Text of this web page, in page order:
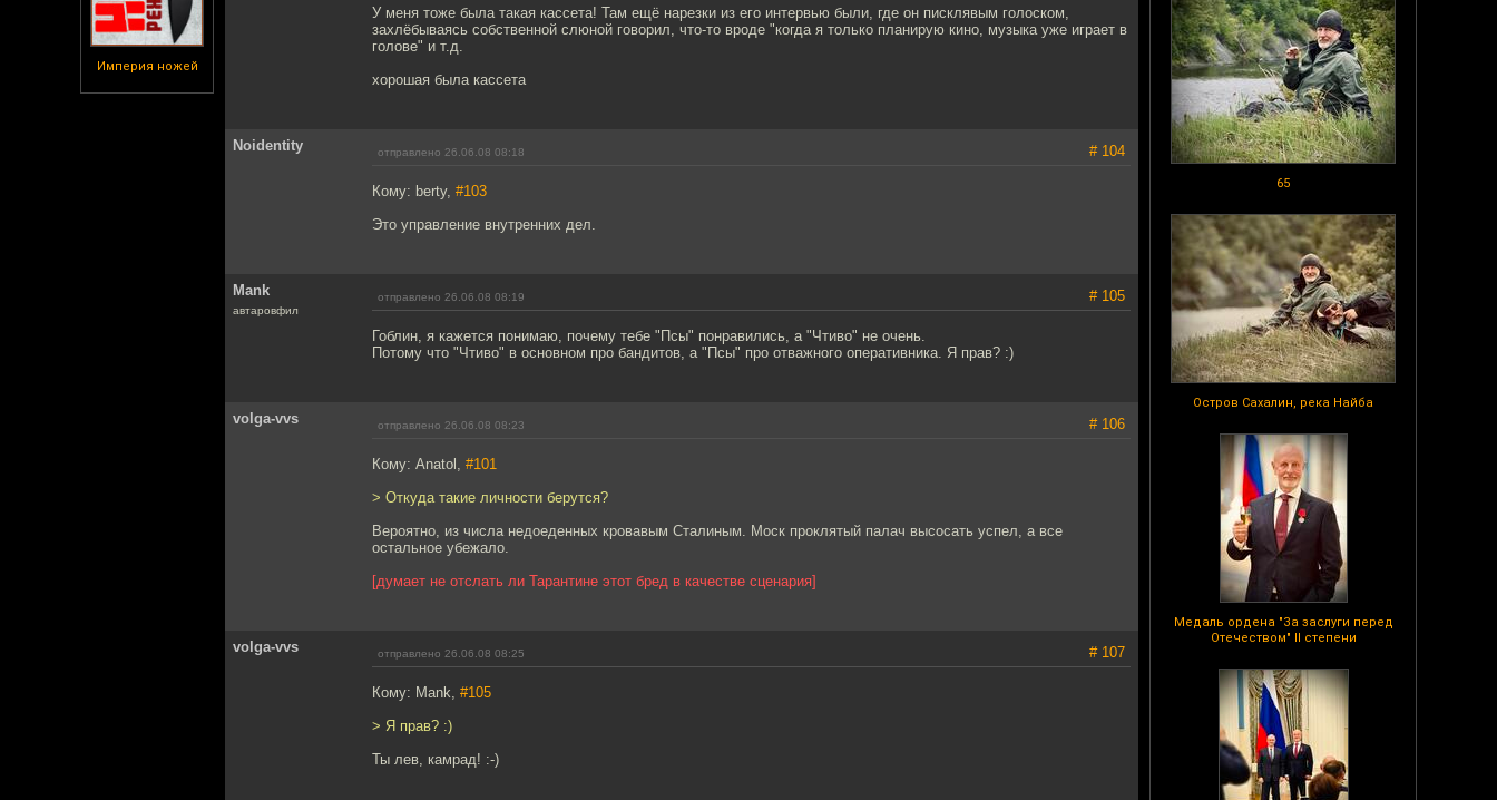
Империя ножей
65
Остров Сахалин, река Найба
Медаль ордена "За заслуги перед
Отечеством" II степени
У меня тоже была такая кассета! Там ещё нарезки из его интервью были, где он писклявым голоском,
захлёбываясь собственной слюной говорил, что-то вроде "когда я только планирую кино, музыка уже играет в
голове" и т.д.
хорошая была кассета
Noidentity отправлено 26.06.08 08:18 # 104
Кому: berty, #103
Это управление внутренних дел.
Mank
автаровфил
отправлено 26.06.08 08:19 # 105
Гоблин, я кажется понимаю, почему тебе "Псы" понравились, а "Чтиво" не очень.
Потому что "Чтиво" в основном про бандитов, а "Псы" про отважного оперативника. Я прав? :)
volga-vvs отправлено 26.06.08 08:23 # 106
Кому: Anatol, #101
> Откуда такие личности берутся?
Вероятно, из числа недоеденных кровавым Сталиным. Моск проклятый палач высосать успел, а все
остальное убежало.
[думает не отслать ли Тарантине этот бред в качестве сценария]
volga-vvs отправлено 26.06.08 08:25 # 107
Кому: Mank, #105
> Я прав? :)
Ты лев, камрад! :-)